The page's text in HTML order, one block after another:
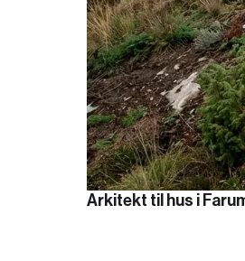
Arkitekt til hus i